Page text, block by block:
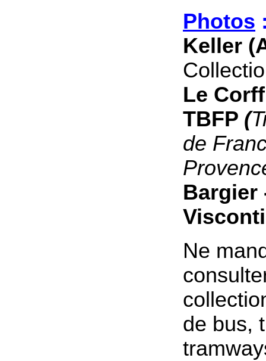
Photos
Keller
Le
TBFP (
de
Bargier
Ne
de bus,